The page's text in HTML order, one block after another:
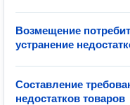
Возмещение
устранение
Составление
недостатков товаров